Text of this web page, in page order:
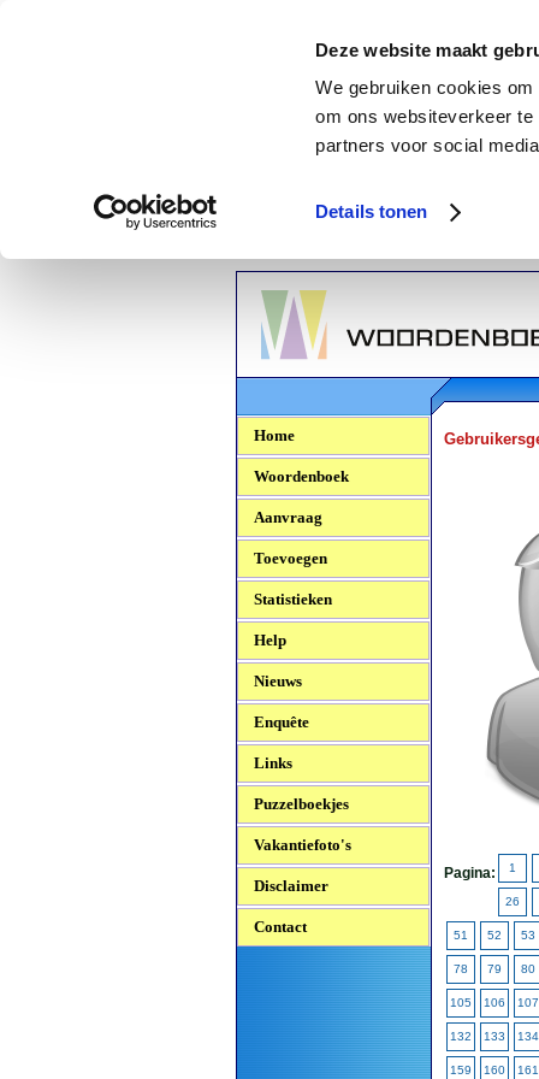
Deze website maakt
We gebruiken cookies
om ons websiteverkeer
partners voor social
Details tonen
Woordenboek.NU
Home
Woordenboek
Aanvraag
Toevoegen
Statistieken
Help
Nieuws
Enquête
Links
Puzzelboekjes
Vakantiefoto's
Disclaimer
Contact
Pagina: 1
26
51 52 53
78 79 80
105 106 107
132 133 134
159 160 161